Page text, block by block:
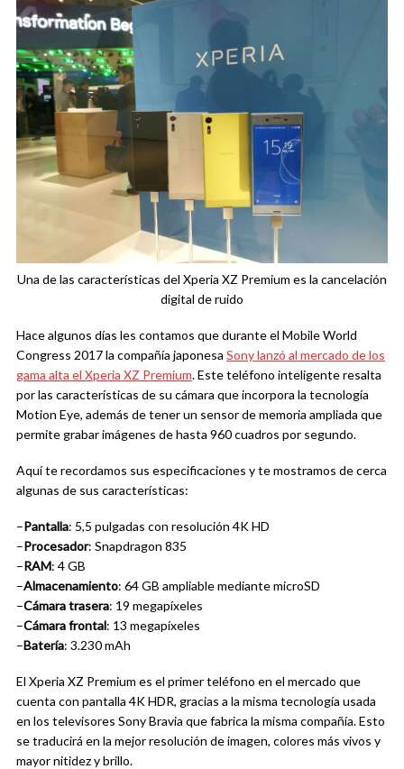
Una de las características del Xperia XZ Premium es la cancelación
digital de ruido
Hace algunos días les contamos que durante el Mobile World
Congress 2017 la compañía japonesa Sony lanzó al mercado de los
gama alta el Xperia XZ Premium. Este teléfono inteligente resalta
por las características de su cámara que incorpora la tecnología
Motion Eye, además de tener un sensor de memoria ampliada que
permite grabar imágenes de hasta 960 cuadros por segundo.
Aquí te recordamos sus especificaciones y te mostramos de cerca
algunas de sus características:
–Pantalla: 5,5 pulgadas con resolución 4K HD
–Procesador: Snapdragon 835
–RAM: 4 GB
–Almacenamiento: 64 GB ampliable mediante microSD
–Cámara trasera: 19 megapíxeles
–Cámara frontal: 13 megapíxeles
–Batería: 3.230 mAh
El Xperia XZ Premium es el primer teléfono en el mercado que
cuenta con pantalla 4K HDR, gracias a la misma tecnología usada
en los televisores Sony Bravia que fabrica la misma compañía. Esto
se traducirá en la mejor resolución de imagen, colores más vivos y
mayor nitidez y brillo.